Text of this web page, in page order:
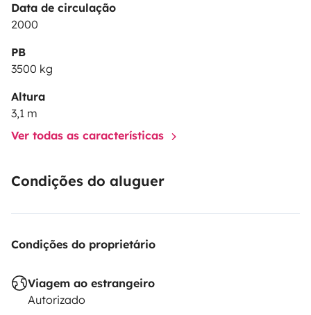
Data de circulação
2000
PB
3500 kg
Altura
3,1 m
Ver todas as características
Condições do aluguer
Condições do proprietário
Viagem ao estrangeiro
Autorizado